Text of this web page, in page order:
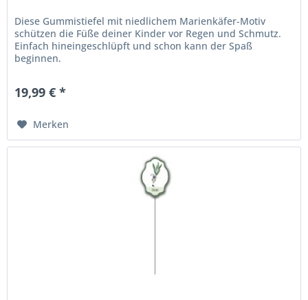
Diese Gummistiefel mit niedlichem Marienkäfer-Motiv
schützen die Füße deiner Kinder vor Regen und Schmutz.
Einfach hineingeschlüpft und schon kann der Spaß
beginnen.
19,99 € *
Merken